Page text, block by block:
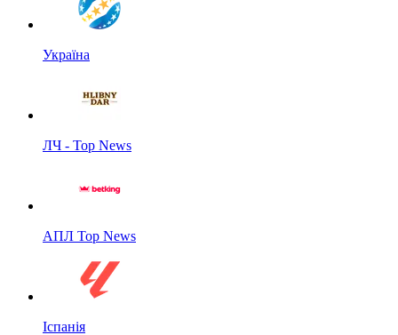
Україна
ЛЧ - Top News
АПЛ Top News
Іспанія